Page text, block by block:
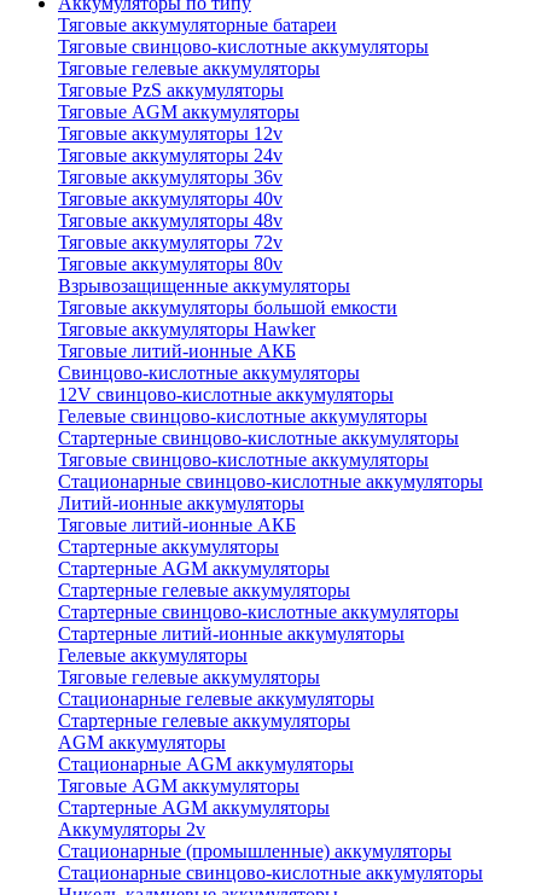
Тяговые аккумуляторные батареи
Тяговые свинцово-кислотные аккумуляторы
Тяговые гелевые аккумуляторы
Тяговые PzS аккумуляторы
Тяговые AGM аккумуляторы
Тяговые аккумуляторы 12v
Тяговые аккумуляторы 24v
Тяговые аккумуляторы 36v
Тяговые аккумуляторы 40v
Тяговые аккумуляторы 48v
Тяговые аккумуляторы 72v
Тяговые аккумуляторы 80v
Взрывозащищенные аккумуляторы
Тяговые аккумуляторы большой емкости
Тяговые аккумуляторы Hawker
Тяговые литий-ионные АКБ
Свинцово-кислотные аккумуляторы
12V свинцово-кислотные аккумуляторы
Гелевые свинцово-кислотные аккумуляторы
Стартерные свинцово-кислотные аккумуляторы
Тяговые свинцово-кислотные аккумуляторы
Стационарные свинцово-кислотные аккумуляторы
Литий-ионные аккумуляторы
Тяговые литий-ионные АКБ
Стартерные аккумуляторы
Стартерные AGM аккумуляторы
Стартерные гелевые аккумуляторы
Стартерные свинцово-кислотные аккумуляторы
Стартерные литий-ионные аккумуляторы
Гелевые аккумуляторы
Тяговые гелевые аккумуляторы
Стационарные гелевые аккумуляторы
Стартерные гелевые аккумуляторы
AGM аккумуляторы
Стационарные AGM аккумуляторы
Тяговые AGM аккумуляторы
Стартерные AGM аккумуляторы
Аккумуляторы 2v
Стационарные (промышленные) аккумуляторы
Стационарные свинцово-кислотные аккумуляторы